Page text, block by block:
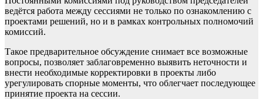
ведётся работа между сессиями не только по ознакомлению с
проектами решений, но и в рамках контрольных полномочий
комиссий.
Такое предварительное обсуждение снимает все возможные
вопросы, позволяет заблаговременно выявить неточности и
внести необходимые корректировки в проекты либо
урегулировать спорные моменты, что облегчает последующее
принятие проекта на сессии.